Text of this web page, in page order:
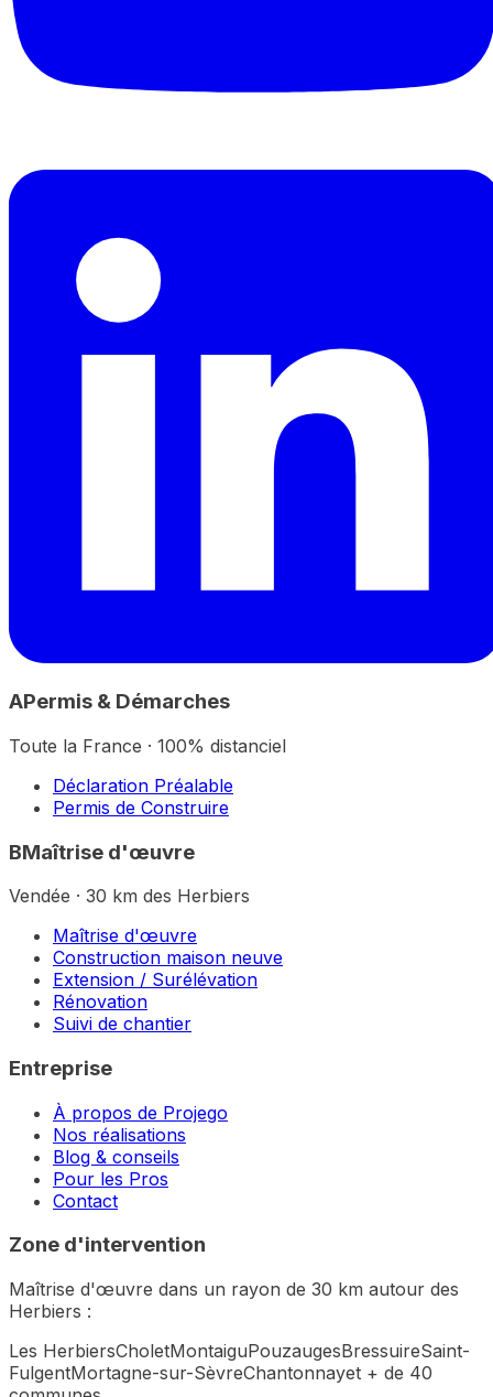
APermis & Démarches
Toute la France · 100% distanciel
Déclaration Préalable
Permis de Construire
BMaîtrise d'œuvre
Vendée · 30 km des Herbiers
Maîtrise d'œuvre
Construction maison neuve
Extension / Surélévation
Rénovation
Suivi de chantier
Entreprise
À propos de Projego
Nos réalisations
Blog & conseils
Pour les Pros
Contact
Zone d'intervention
Maîtrise d'œuvre dans un rayon de 30 km autour des
Herbiers :
Les HerbiersCholetMontaiguPouzaugesBressuireSaint-
FulgentMortagne-sur-SèvreChantonnayet + de 40